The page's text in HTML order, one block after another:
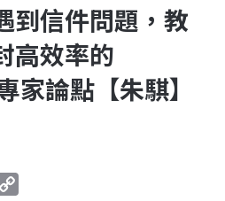
到信件問題，教
高效率的
家論點【朱騏】